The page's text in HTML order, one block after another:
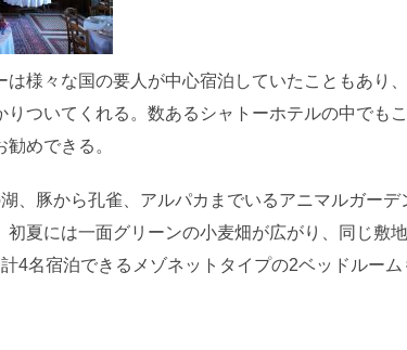
は様々な国の要人が中心宿泊していたこともあり
りついてくれる。数あるシャトーホテルの中でも
めできる。
、豚から孔雀、アルパカまでいるアニマルガー
初夏には一面グリーンの小麦畑が広がり、同じ敷
4名宿泊できるメゾネットタイプの2ベッドルー